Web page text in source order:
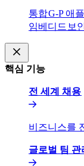
통합​​G-P 애
임베디드​​ 보
핵심 기능​​
전 세계 채용​​
비즈니스를
글로벌 팀 관